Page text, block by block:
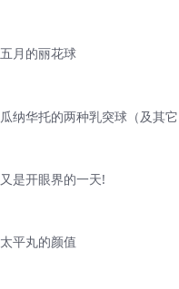
五月的丽花球
瓜纳华托的两种乳突球（及其它
又是开眼界的一天!
太平丸的颜值